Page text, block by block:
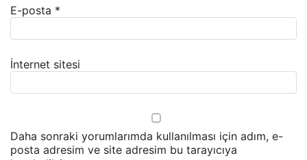
E-posta *
İnternet sitesi
Daha sonraki yorumlarımda kullanılması için adım, e-
posta adresim ve site adresim bu tarayıcıya